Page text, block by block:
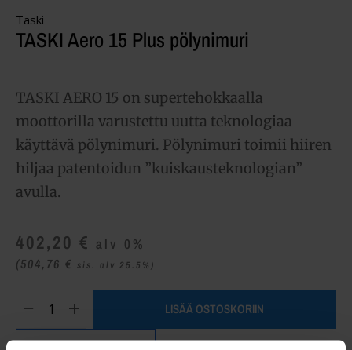
Taski
TASKI Aero 15 Plus pölynimuri
TASKI AERO 15 on supertehokkaalla
moottorilla varustettu uutta teknologiaa
käyttävä pölynimuri. Pölynimuri toimii hiiren
hiljaa patentoidun ”kuiskausteknologian”
avulla.
402,20 € alv 0%
(504,76 € sis. alv 25.5%)
LISÄÄ OSTOSKORIIN